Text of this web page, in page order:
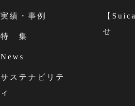
実績・事例
特 集
News
サステナビリテ
ィ
【
せ